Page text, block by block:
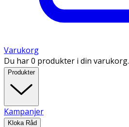
Varukorg
Du har 0 produkter i din varukorg.
Produkter
Kampanjer
Kloka Råd